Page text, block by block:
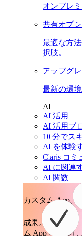
オンプレ
共有オプ
最適な方
択肢。
アップグ
最新の環
AI
AI 活用
AI 活用ブ
10 分でス
AI を体験
Claris コミ
AI に関連
AI 関数
カスタム App。
成果。
ム App を構築し